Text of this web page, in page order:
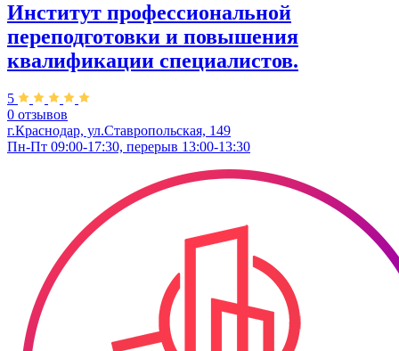
Институт профессиональной
переподготовки и повышения
квалификации специалистов.
5
0 отзывов
г.Краснодар, ул.Ставропольская, 149
Пн-Пт 09:00-17:30, перерыв 13:00-13:30